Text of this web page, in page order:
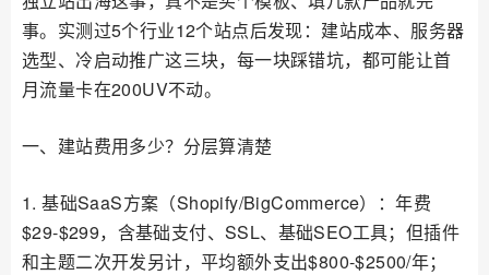
事。实测过5个行业12个站点后发现：建站成本、服务器
选型、冷启动推广这三块，每一块踩错坑，都可能让首
月流量卡在200UV不动。
一、建站费用多少？分层算清楚
1. 基础SaaS方案（Shopify/BigCommerce）：年费
$29-$299，含基础支付、SSL、基础SEO工具；但插件
和主题二次开发另计，平均额外支出$800-$2500/年；